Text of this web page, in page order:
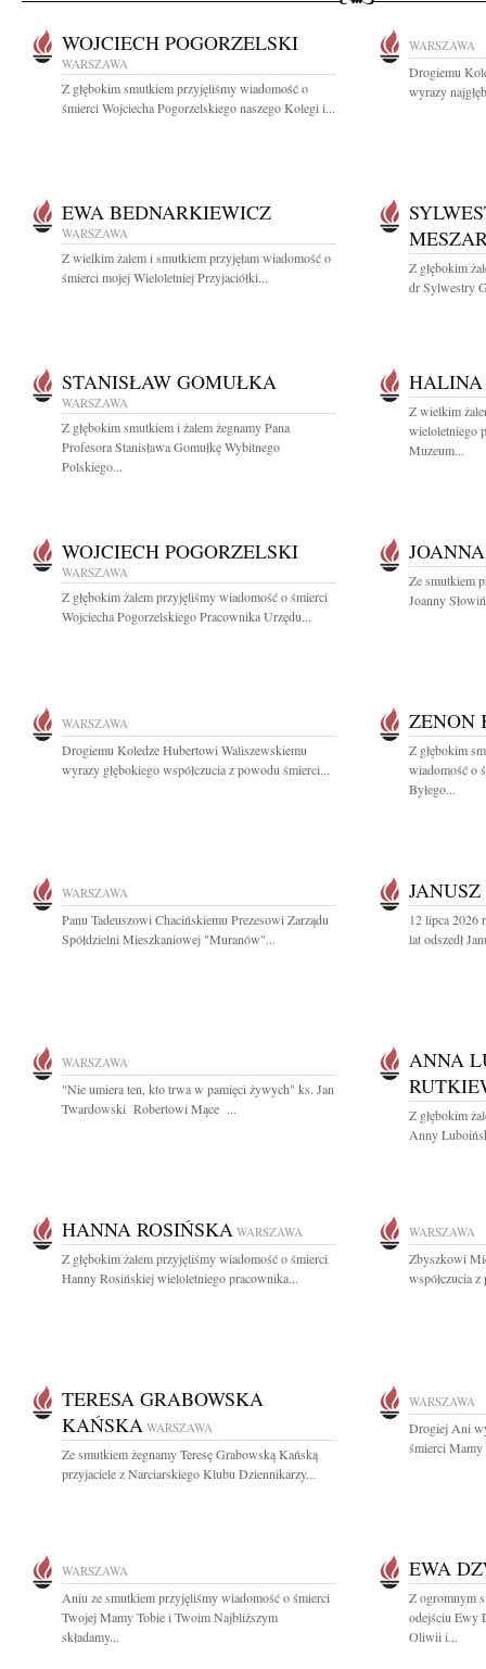
WOJCIECH POGORZELSKI
WARSZAWA
Z głębokim smutkiem przyjęliśmy wiadomość o
śmierci Wojciecha Pogorzelskiego naszego Kolegi i...
WARSZAWA
Drogiemu
wyrazy
EWA BEDNARKIEWICZ
WARSZAWA
Z wielkim żalem i smutkiem przyjęłam wiadomość o
śmierci mojej Wieloletniej Przyjaciółki...
Z głębokim
dr Sylwestry
STANISŁAW GOMUŁKA
WARSZAWA
Z głębokim smutkiem i żalem żegnamy Pana
Profesora Stanisława Gomułkę Wybitnego
Polskiego...
HALINA
Z wielkim
wieloletniego
Muzeum...
WOJCIECH POGORZELSKI
WARSZAWA
Z głębokim żalem przyjęliśmy wiadomość o śmierci
Wojciecha Pogorzelskiego Pracownika Urzędu...
Ze smutkiem
Joanny
WARSZAWA
Drogiemu Koledze Hubertowi Waliszewskiemu
wyrazy głębokiego współczucia z powodu śmierci...
ZENON
Z głębokim
wiadomość o
Byłego...
WARSZAWA
Panu Tadeuszowi Chacińskiemu Prezesowi Zarządu
Spółdzielni Mieszkaniowej "Muranów"...
12 lipca 2026
lat odszedł
WARSZAWA
"Nie umiera ten, kto trwa w pamięci żywych" ks. Jan
Twardowski Robertowi Mące ...
ANNA
Z głębokim
Anny
HANNA ROSIŃSKA WARSZAWA
Z głębokim żalem przyjęliśmy wiadomość o śmierci
Hanny Rosińskiej wieloletniego pracownika...
WARSZAWA
Zbyszkowi
współczucia
TERESA GRABOWSKA
KAŃSKA WARSZAWA
Ze smutkiem żegnamy Teresę Grabowską Kańską
przyjaciele z Narciarskiego Klubu Dziennikarzy...
WARSZAWA
Drogiej Ani
śmierci Mamy
WARSZAWA
Aniu ze smutkiem przyjęliśmy wiadomość o śmierci
Twojej Mamy Tobie i Twoim Najbliższym
składamy...
EWA
Z ogromnym
odejściu Ewy
Oliwii i...